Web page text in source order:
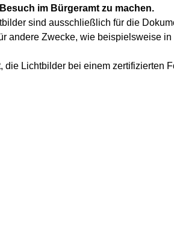
im Bürgeramt zu machen.
sind ausschließlich für die
andere Zwecke, wie beispielsweise
die Lichtbilder bei einem zertifizierten